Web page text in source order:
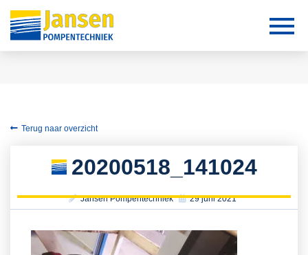
Terug naar overzicht
20200518_141024
Jansen Pompentechniek 29 juni 2021